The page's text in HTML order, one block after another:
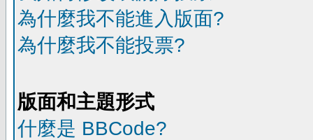
為什麼我不能進入版面?
為什麼我不能投票?
版面和主題形式
什麼是 BBCode?